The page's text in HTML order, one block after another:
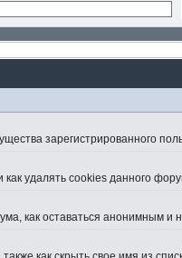
зарегистрированного
удалять cookies данного
как оставаться анонимным